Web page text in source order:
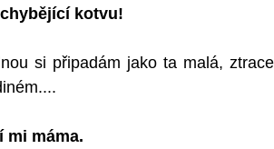
kotvu!
si připadám jako ta malá,
mi máma.